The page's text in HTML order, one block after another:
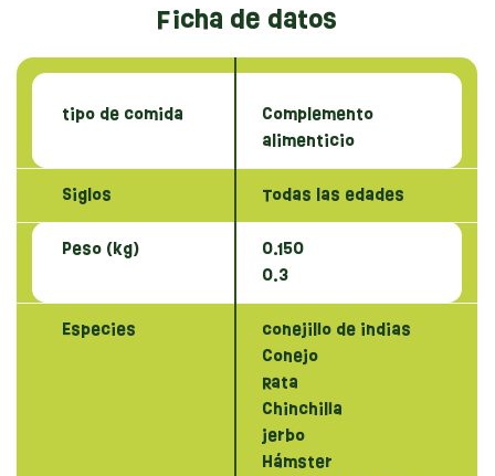
Ficha de datos
tipo de comida
Complemento
alimenticio
Siglos Todas las edades
Peso (kg)
0.150
0.3
Especies
conejillo de indias
Conejo
Rata
Chinchilla
jerbo
Hámster